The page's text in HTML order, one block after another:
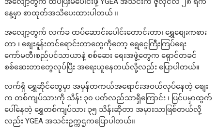
နေ့မှာ စာထုတ်အသိပေးထားပါတယ် ။
အလျော့တွက် လက်ခ ထပ်ဆောင်းပေါင်းတောင်းတာ၊ ရွှေစျေးကစား
တာ ၊ စျေးနူန်းတင်ရောင်းတာတွေကိုတော့ ရွေငွေကြီးကြပ်ရေး
ကော်မတီ၊စည်ပင်သာယာနဲ့ စစ်ဆေး ရေးအဖွဲ့တွေက ရှောင်တခင်
စစ်ဆေးတာတွေလုပ်ပြီး အရေးယူနေတယ်လို့လည်း ပြောပါတယ်။
လက်ရှိ ရွှေဆိုင်တွေမှာ အမှန်တကယ်အရောင်းအဝယ်လုပ်နေတဲ့ စျေး
က တစ်ကျပ်သားကို သိန်း ၃၀ ပတ်လည်သာရှိကြောင်း ၊ ပြင်ပမှာထွက်
ပေါ်နေတဲ့ ရွှေတစ်ကျပ်သား ၃၅ သိန်းဆိုတာ အမှားသာဖြစ်တယ်လို့
လည်း YGEA အသင်းဥက္ကဌကပြောပါတယ်။